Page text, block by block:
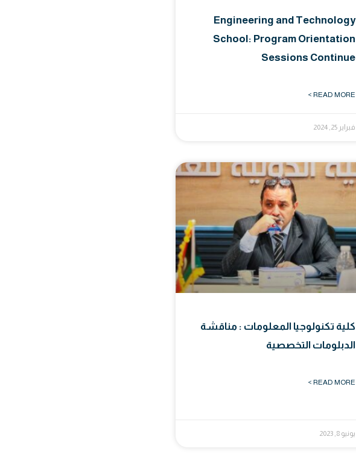
Engineering and Technology
School: Program Orientation
Sessions Continue
READ MORE >
فبراير 25, 2024
كلية تكنولوجيا المعلومات : مناقشة
الدبلومات التخصصية
READ MORE >
يونيو 8, 2023